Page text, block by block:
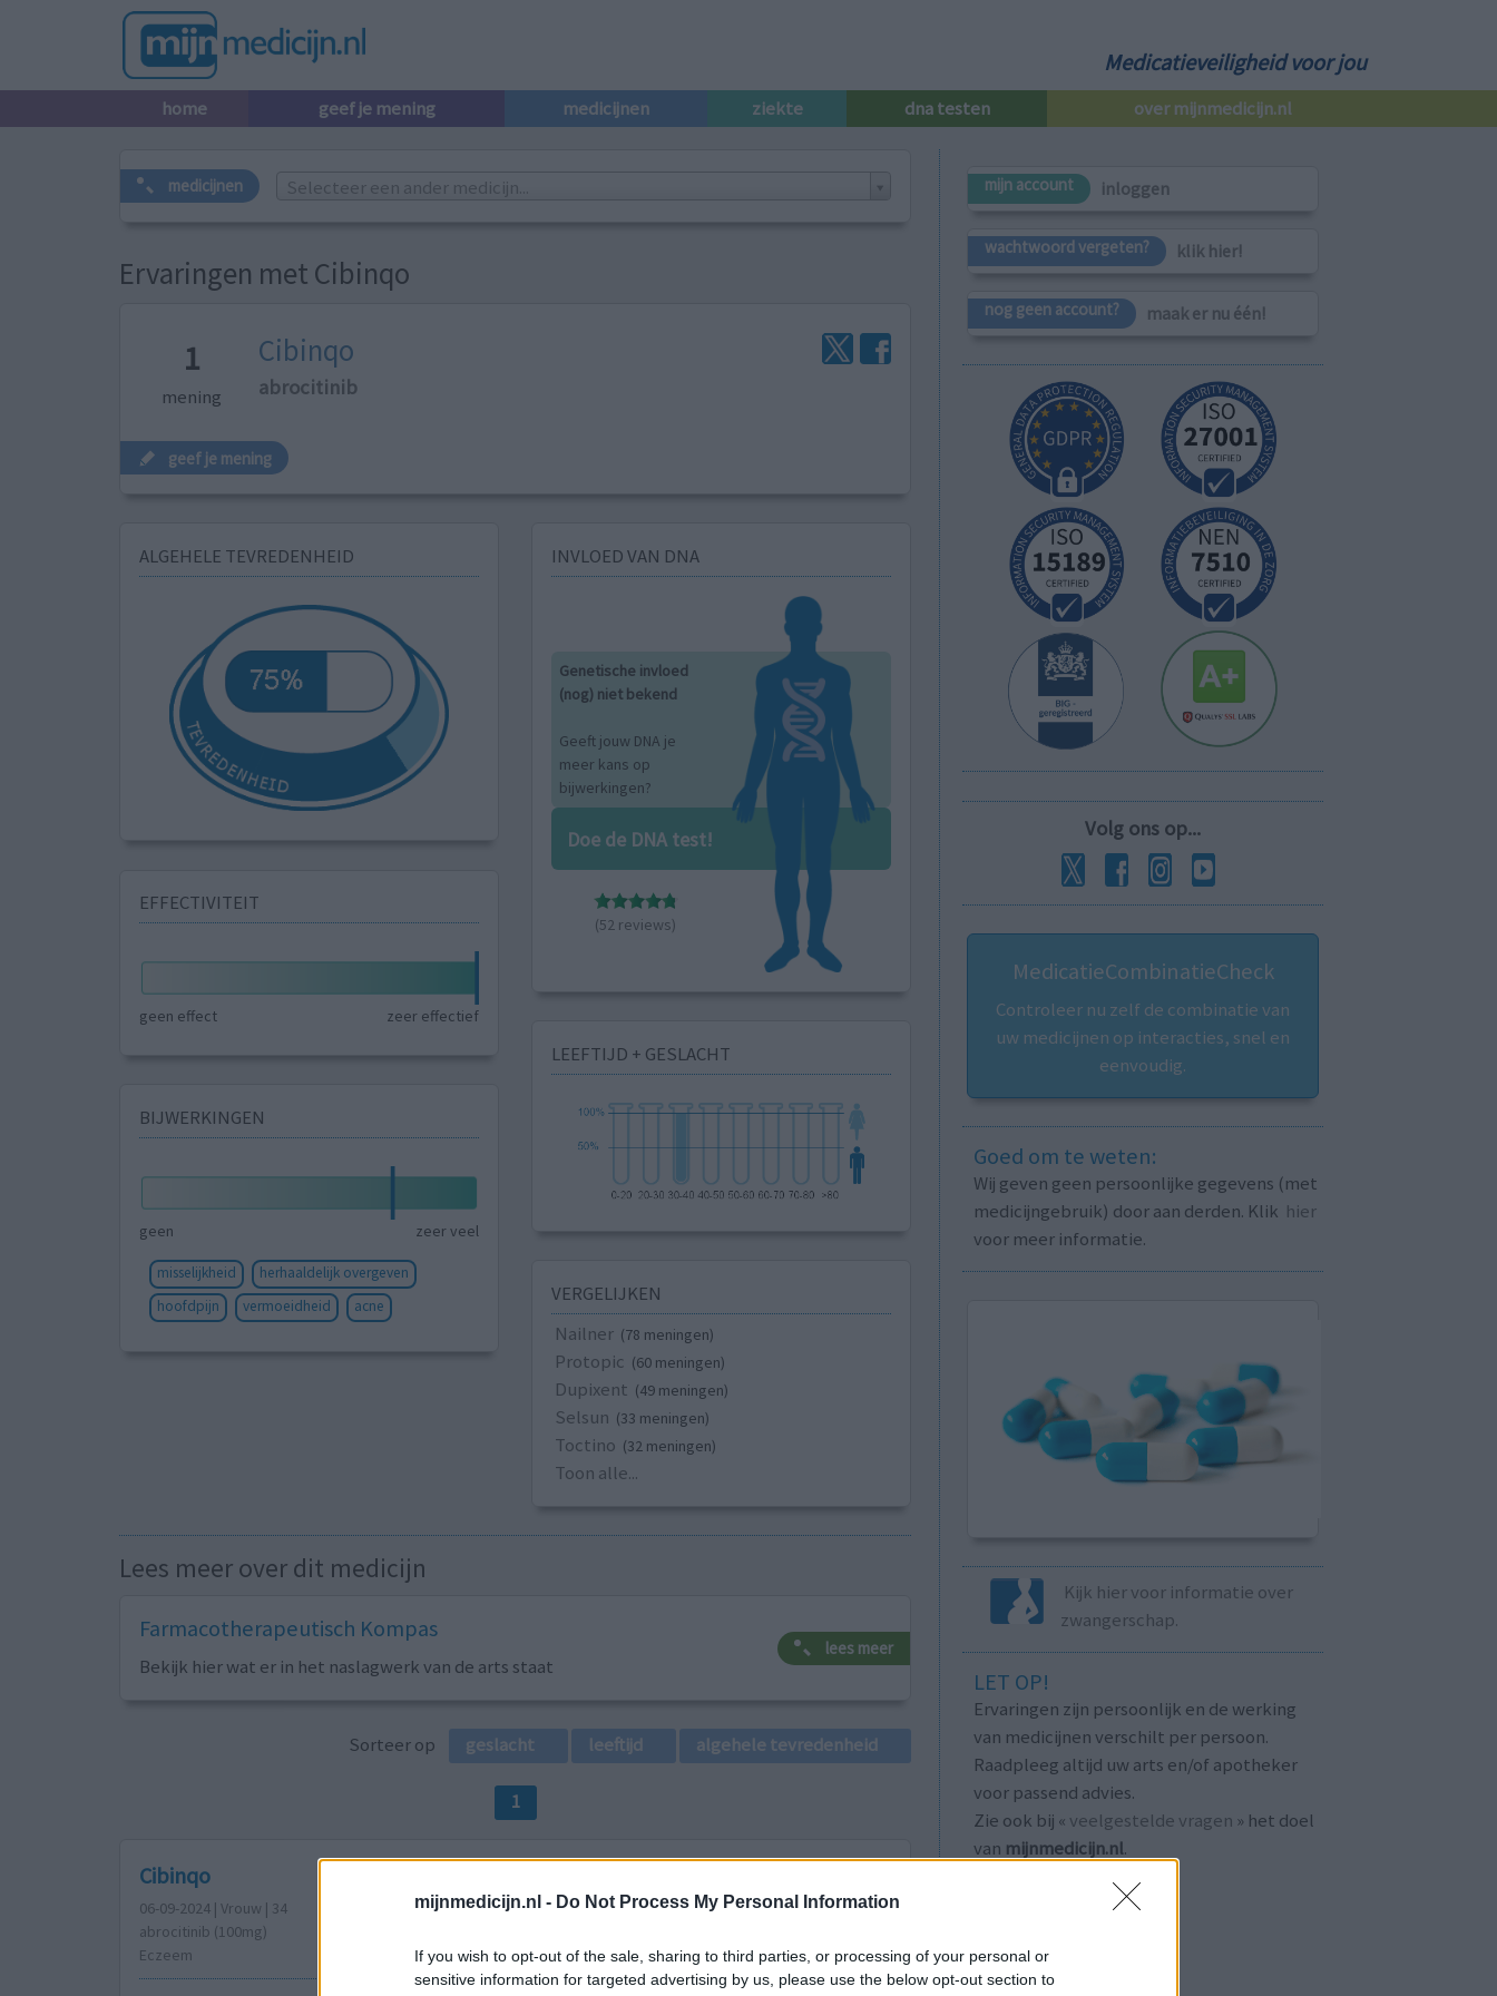
mijnmedicijn.nl - Do Not Process My Personal Information
If you wish to opt-out of the sale, sharing to third parties, or processing of your personal or
sensitive information for targeted advertising by us, please use the below opt-out section to
Medicatieveiligheid voor jou
home geef je mening medicijnen ziekte dna testen over mijnmedicijn.nl
medicijnen Selecteer een ander medicijn...
Ervaringen met Cibinqo
1
mening
Cibinqo
abrocitinib
geef je mening
ALGEHELE TEVREDENHEID
EFFECTIVITEIT
geen effect zeer effectief
BIJWERKINGEN
geen zeer veel
misselijkheid
herhaaldelijk overgeven
hoofdpijn
vermoeidheid acne
INVLOED VAN DNA
Genetische invloed
(nog) niet bekend
Geeft jouw DNA je
meer kans op
bijwerkingen?
Doe de DNA test!
(52 reviews)
LEEFTIJD + GESLACHT
VERGELIJKEN
Nailner (78 meningen)
Protopic (60 meningen)
Dupixent (49 meningen)
Selsun (33 meningen)
Toctino (32 meningen)
Toon alle...
Lees meer over dit medicijn
Farmacotherapeutisch Kompas
Bekijk hier wat er in het naslagwerk van de arts staat
lees meer
Sorteer op geslacht leeftijd algehele tevredenheid
1
Cibinqo
06-09-2024 | Vrouw | 34
abrocitinib (100mg)
Eczeem
mijn account inloggen
wachtwoord vergeten? klik hier!
nog geen account? maak er nu één!
Volg ons op...
MedicatieCombinatieCheck
Controleer nu zelf de combinatie van
uw medicijnen op interacties, snel en
eenvoudig.
Goed om te weten:
Wij geven geen persoonlijke gegevens (met
medicijngebruik) door aan derden. Klik hier
voor meer informatie.
Kijk hier voor informatie over
zwangerschap.
LET OP!
Ervaringen zijn persoonlijk en de werking
van medicijnen verschilt per persoon.
Raadpleeg altijd uw arts en/of apotheker
voor passend advies.
Zie ook bij « veelgestelde vragen » het doel
van mijnmedicijn.nl.